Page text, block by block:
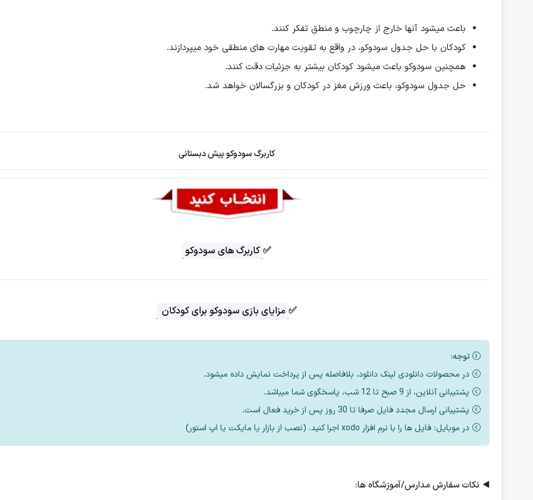
باعث میشود آنها خارج از چارچوب و منطق تفکر کنند.
کودکان با حل جدول سودوکو، در واقع به تقویت مهارت‌ های منطقی خود میپردازند.
همچنین سودوکو باعث میشود کودکان بیشتر به جزئیات دقت کنند.
حل جدول سودوکو، باعث ورزش مغز در کودکان و بزرگسالان خواهد شد.
کاربرگ سودوکو پیش دبستانی
✅ کاربرگ های سودوکو
✅ مزایای بازی سودوکو برای کودکان
توجه:
در محصولات دانلودی لینک دانلود، بلافاصله پس از پرداخت نمایش داده میشود.
پشتیبانی آنلاین، از 9 صبح تا 12 شب، پاسخگوی شما میباشد.
پشتیبانی ارسال مجدد فایل صرفا تا 30 روز پس از خرید فعال است.
در موبایل: فایل ها را با نرم افزار xodo اجرا کنید. (نصب از بازار یا مایکت یا اپ استور)
◀️ نکات سفارش مدارس/آموزشگاه ها: